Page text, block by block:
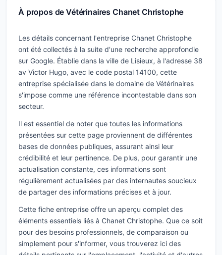
À propos de Vétérinaires Chanet Christophe
Les détails concernant l'entreprise Chanet Christophe
ont été collectés à la suite d'une recherche approfondie
sur Google. Établie dans la ville de Lisieux, à l'adresse 38
av Victor Hugo, avec le code postal 14100, cette
entreprise spécialisée dans le domaine de Vétérinaires
s'impose comme une référence incontestable dans son
secteur.
Il est essentiel de noter que toutes les informations
présentées sur cette page proviennent de différentes
bases de données publiques, assurant ainsi leur
crédibilité et leur pertinence. De plus, pour garantir une
actualisation constante, ces informations sont
régulièrement actualisées par des internautes soucieux
de partager des informations précises et à jour.
Cette fiche entreprise offre un aperçu complet des
éléments essentiels liés à Chanet Christophe. Que ce soit
pour des besoins professionnels, de comparaison ou
simplement pour s'informer, vous trouverez ici des